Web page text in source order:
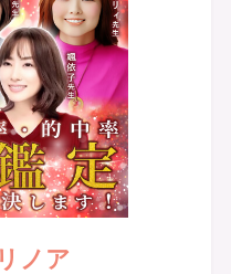
ノア